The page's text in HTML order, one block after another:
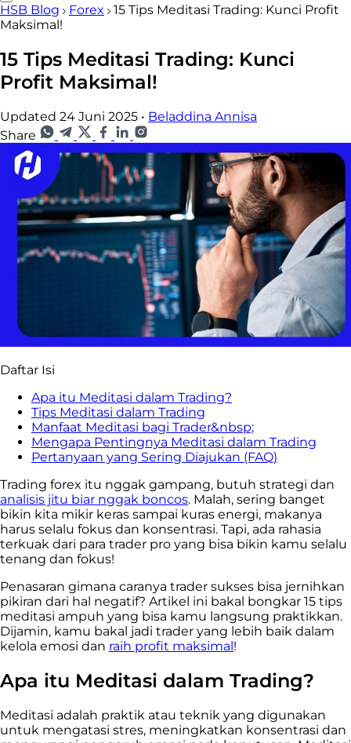
HSB Blog Forex
15 Tips Meditasi Trading: Kunci Profit
Maksimal!
15 Tips Meditasi Trading: Kunci
Profit Maksimal!
Updated 24 Juni 2025 • Beladdina Annisa
Share
Daftar Isi
Apa itu Meditasi dalam Trading?
Tips Meditasi dalam Trading
Manfaat Meditasi bagi Trader&nbsp;
Mengapa Pentingnya Meditasi dalam Trading
Pertanyaan yang Sering Diajukan (FAQ)
Trading forex itu nggak gampang, butuh strategi dan
analisis jitu biar nggak boncos. Malah, sering banget
bikin kita mikir keras sampai kuras energi, makanya
harus selalu fokus dan konsentrasi. Tapi, ada rahasia
terkuak dari para trader pro yang bisa bikin kamu selalu
tenang dan fokus!
Penasaran gimana caranya trader sukses bisa jernihkan
pikiran dari hal negatif? Artikel ini bakal bongkar 15 tips
meditasi ampuh yang bisa kamu langsung praktikkan.
Dijamin, kamu bakal jadi trader yang lebih baik dalam
kelola emosi dan raih profit maksimal!
Apa itu Meditasi dalam Trading?
Meditasi adalah praktik atau teknik yang digunakan
untuk mengatasi stres, meningkatkan konsentrasi dan